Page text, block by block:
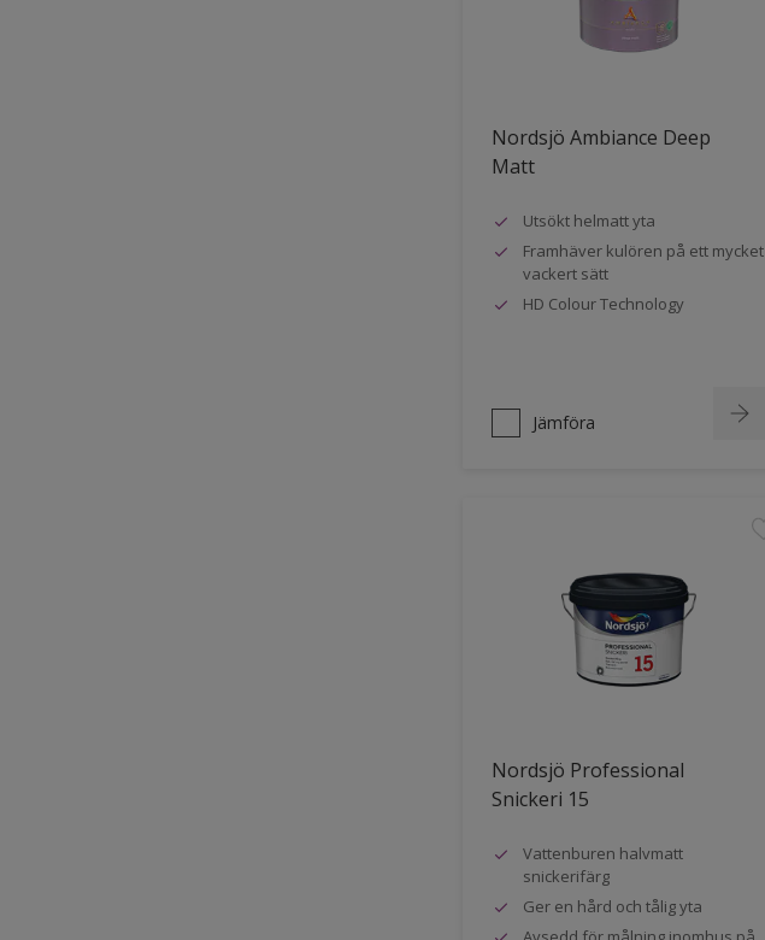
Nordsjö Ambiance Deep
Matt
Utsökt helmatt yta
Framhäver kulören på ett mycket
vackert sätt
HD Colour Technology
Jämföra
Nordsjö Professional
Snickeri 15
Vattenburen halvmatt
snickerifärg
Ger en hård och tålig yta